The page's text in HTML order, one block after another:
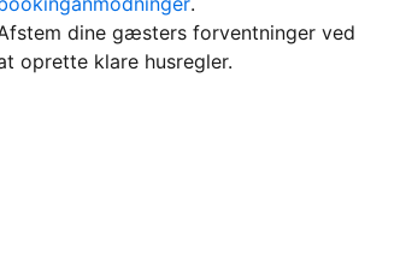
dine gæsters forventninger ved
oprette klare husregler.